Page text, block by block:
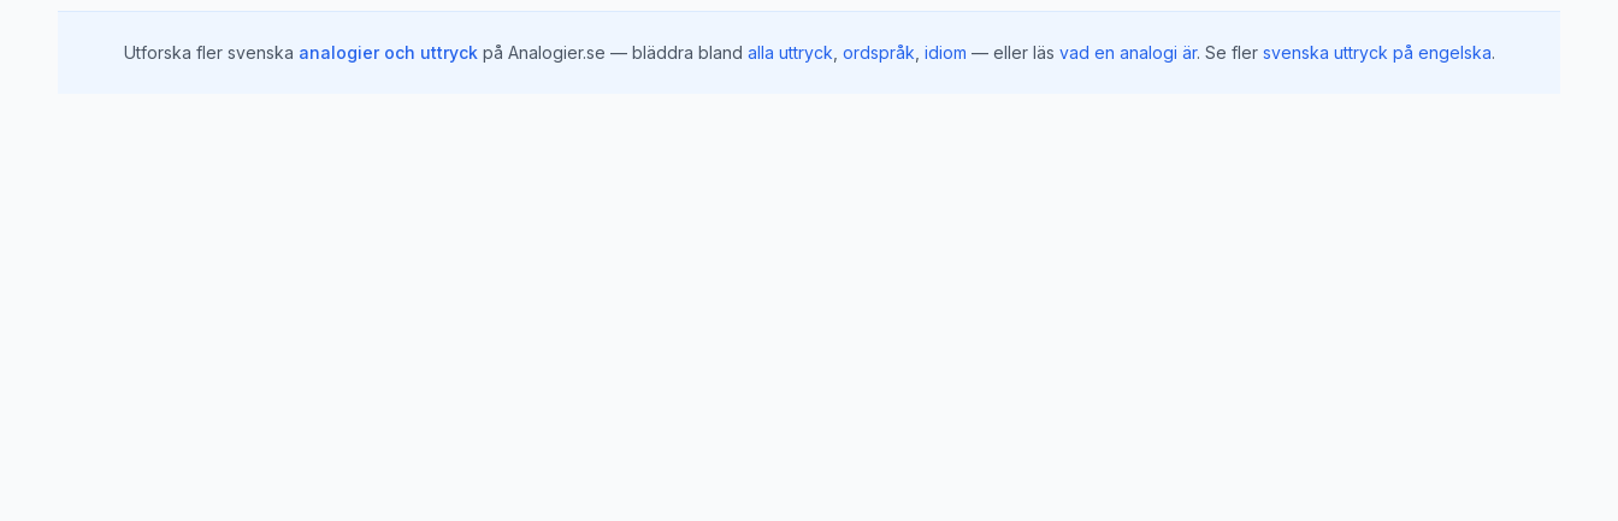
Utforska fler svenska analogier och uttryck på Analogier.se — bläddra bland alla uttryck ordspråk idiom — eller läs vad en analogi är. Se fler svenska uttryck på engelska.